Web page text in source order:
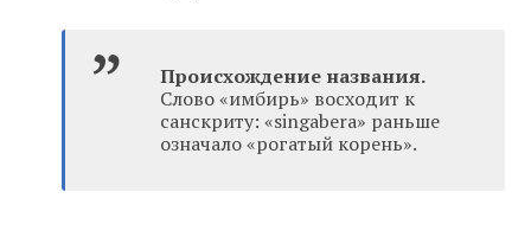
Происхождение названия.
Слово «имбирь» восходит к
санскриту: «singabera» раньше
означало «рогатый корень».